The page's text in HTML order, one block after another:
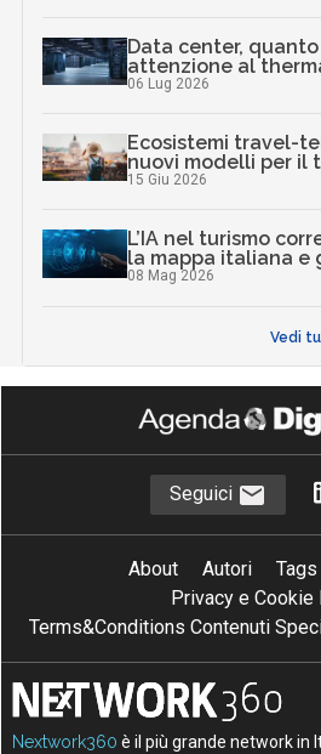
Data center, quanto
attenzione al
06 Lug 2026
Ecosistemi travel-
nuovi modelli per il
15 Giu 2026
L’IA nel turismo
la mappa italiana e
08 Mag 2026
Vedi
Seguici
About Autori Tags
Privacy e Cookie
Terms&Conditions Contenuti
Nextwork360 è il più grande network in